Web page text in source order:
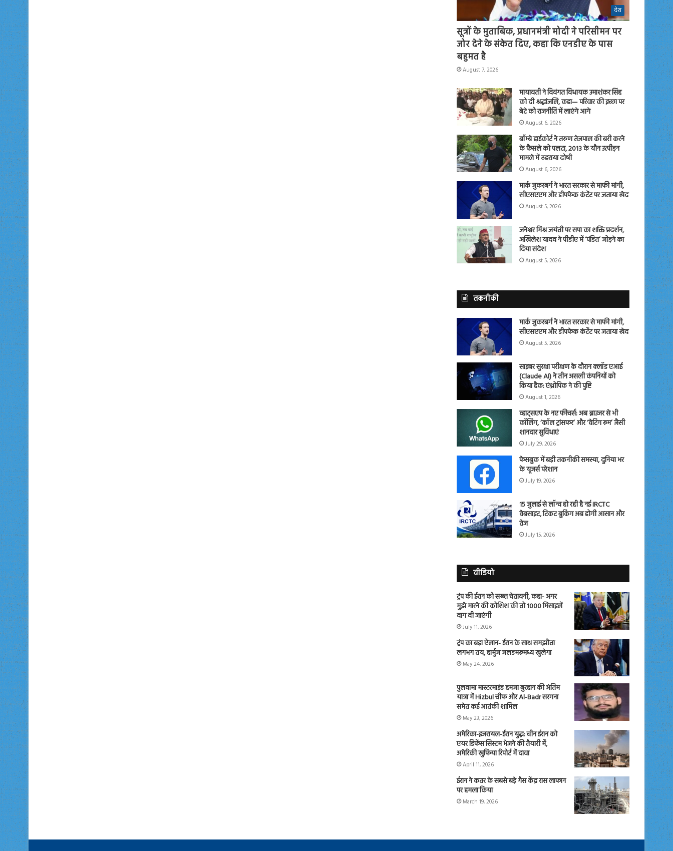
देश
सूत्रों के मुताबिक, प्रधानमंत्री मोदी ने परिसीमन पर
जोर देने के संकेत दिए, कहा कि एनडीए के पास
बहुमत है
August 7, 2026
मायावती ने दिवंगत विधायक उमाशंकर सिंह
को दी श्रद्धांजलि, कहा— परिवार की इच्छा पर
बेटे को राजनीति में लाएंगे आगे
August 6, 2026
बॉम्बे हाईकोर्ट ने तरुण तेजपाल की बरी करने
के फैसले को पलटा, 2013 के यौन उत्पीड़न
मामले में ठहराया दोषी
August 6, 2026
मार्क जुकरबर्ग ने भारत सरकार से माफी मांगी,
सीएसएएम और डीपफेक कंटेंट पर जताया खेद
August 5, 2026
जनेश्वर मिश्र जयंती पर सपा का शक्ति प्रदर्शन,
अखिलेश यादव ने पीडीए में ‘पंडित’ जोड़ने का
दिया संदेश
August 5, 2026
तकनीकी
मार्क जुकरबर्ग ने भारत सरकार से माफी मांगी,
सीएसएएम और डीपफेक कंटेंट पर जताया खेद
August 5, 2026
साइबर सुरक्षा परीक्षण के दौरान क्लॉड एआई
(Claude AI) ने तीन असली कंपनियों को
किया हैक: एंथ्रोपिक ने की पुष्टि
August 1, 2026
व्हाट्सएप के नए फीचर्स: अब ब्राउजर से भी
कॉलिंग, ‘कॉल ट्रांसफर’ और ‘वेटिंग रूम’ जैसी
शानदार सुविधाएं
July 29, 2026
फेसबुक में बड़ी तकनीकी समस्या, दुनिया भर
के यूजर्स परेशान
July 19, 2026
15 जुलाई से लॉन्च हो रही है नई IRCTC
वेबसाइट, टिकट बुकिंग अब होगी आसान और
तेज
July 15, 2026
वीडियो
ट्रंप की ईरान को सख्त चेतावनी, कहा- अगर
मुझे मारने की कोशिश की तो 1000 मिसाइलें
दाग दी जाएंगी
July 11, 2026
ट्रंप का बड़ा ऐलान- ईरान के साथ समझौता
लगभग तय, हार्मुज जलडमरूमध्य खुलेगा
May 24, 2026
पुलवामा मास्टरमाइंड हमजा बुरहान की अंतिम
यात्रा में Hizbul चीफ और Al-Badr सरगना
समेत कई आतंकी शामिल
May 23, 2026
अमेरिका-इजरायल-ईरान युद्ध: चीन ईरान को
एयर डिफेंस सिस्टम भेजने की तैयारी में,
अमेरिकी खुफिया रिपोर्ट में दावा
April 11, 2026
ईरान ने कतर के सबसे बड़े गैस केंद्र रास लाफान
पर हमला किया
March 19, 2026